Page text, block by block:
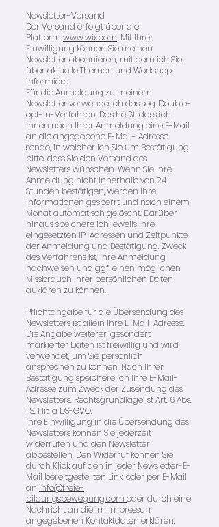
Newsletter-Versand
Der Versand erfolgt über die
Plattorm www.wix.com. Mit Ihrer
Einwilligung können Sie meinen
Newsletter abonnieren, mit dem ich Sie
über aktuelle Themen und Workshops
informiere.
Für die Anmeldung zu meinem
Newsletter verwende ich das sog. Double-
opt-in-Verfahren. Das heißt, dass ich
Ihnen nach Ihrer Anmeldung eine E-Mail
an die angegebene E-Mail- Adresse
sende, in welcher ich Sie um Bestätigung
bitte, dass Sie den Versand des
Newsletters wünschen. Wenn Sie Ihre
Anmeldung nicht innerhalb von 24
Stunden bestätigen, werden Ihre
Informationen gesperrt und nach einem
Monat automatisch gelöscht. Darüber
hinaus speichere ich jeweils Ihre
eingesetzten IP-Adressen und Zeitpunkte
der Anmeldung und Bestätigung. Zweck
des Verfahrens ist, Ihre Anmeldung
nachweisen und ggf. einen möglichen
Missbrauch Ihrer persönlichen Daten
auklären zu können.
Pflichtangabe für die Übersendung des
Newsletters ist allein Ihre E-Mail-Adresse.
Die Angabe weiterer, gesondert
markierter Daten ist freiwillig und wird
verwendet, um Sie persönlich
ansprechen zu können. Nach Ihrer
Bestätigung speichere ich Ihre E-Mail-
Adresse zum Zweck der Zusendung des
Newsletters. Rechtsgrundlage ist Art. 6 Abs.
1 S. 1 lit. a DS-GVO.
Ihre Einwilligung in die Übersendung des
Newsletters können Sie jederzeit
widerrufen und den Newsletter
abbestellen. Den Widerruf können Sie
durch Klick auf den in jeder Newsletter-E-
Mail bereitgestellten Link, oder per E-Mail
an info@freie-
bildungsbewegung.com oder durch eine
Nachricht an die im Impressum
angegebenen Kontaktdaten erklären.